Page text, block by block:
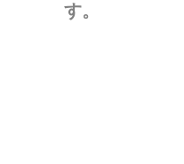
す。